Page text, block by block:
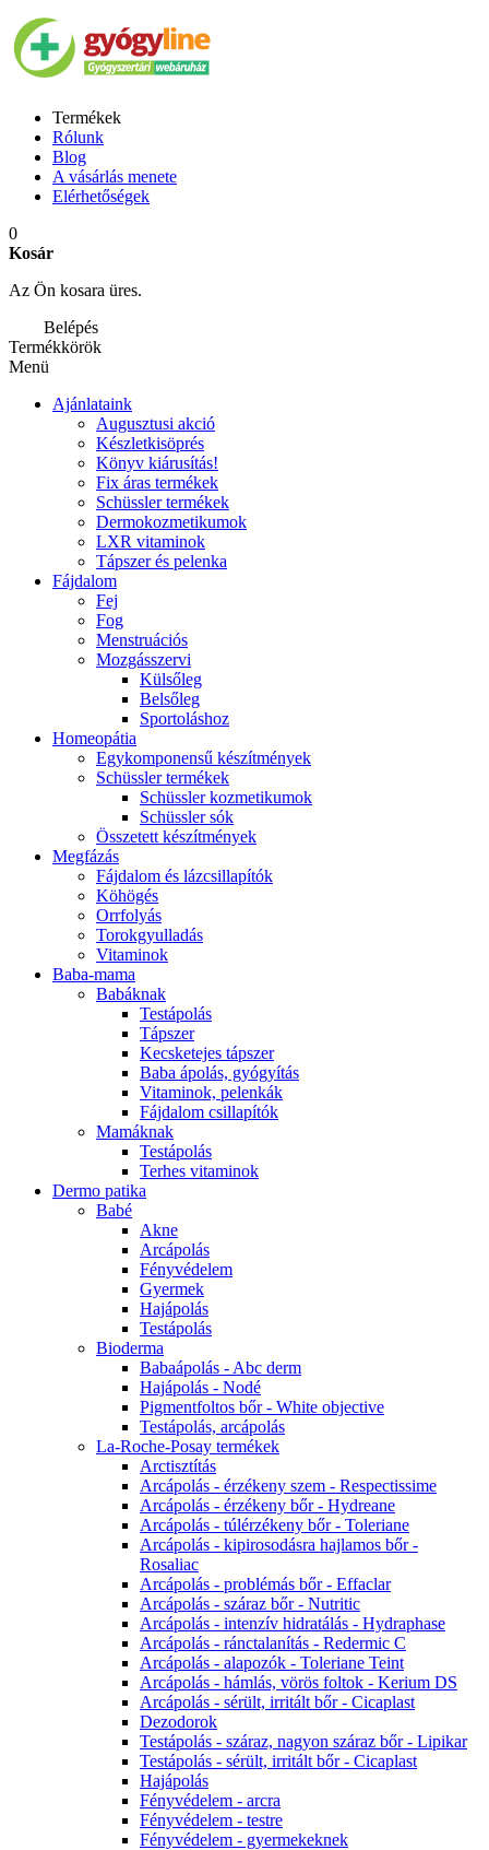
Termékek
Rólunk
Blog
A vásárlás menete
Elérhetőségek
0
Kosár
Az Ön kosara üres.
Belépés
Termékkörök
Menü
Ajánlataink
Augusztusi akció
Készletkisöprés
Könyv kiárusítás!
Fix áras termékek
Schüssler termékek
Dermokozmetikumok
LXR vitaminok
Tápszer és pelenka
Fájdalom
Fej
Fog
Menstruációs
Mozgásszervi
Külsőleg
Belsőleg
Sportoláshoz
Homeopátia
Egykomponensű készítmények
Schüssler termékek
Schüssler kozmetikumok
Schüssler sók
Összetett készítmények
Megfázás
Fájdalom és lázcsillapítók
Köhögés
Orrfolyás
Torokgyulladás
Vitaminok
Baba-mama
Babáknak
Testápolás
Tápszer
Kecsketejes tápszer
Baba ápolás, gyógyítás
Vitaminok, pelenkák
Fájdalom csillapítók
Mamáknak
Testápolás
Terhes vitaminok
Dermo patika
Babé
Akne
Arcápolás
Fényvédelem
Gyermek
Hajápolás
Testápolás
Bioderma
Babaápolás - Abc derm
Hajápolás - Nodé
Pigmentfoltos bőr - White objective
Testápolás, arcápolás
La-Roche-Posay termékek
Arctisztítás
Arcápolás - érzékeny szem - Respectissime
Arcápolás - érzékeny bőr - Hydreane
Arcápolás - túlérzékeny bőr - Toleriane
Arcápolás - kipirosodásra hajlamos bőr -
Rosaliac
Arcápolás - problémás bőr - Effaclar
Arcápolás - száraz bőr - Nutritic
Arcápolás - intenzív hidratálás - Hydraphase
Arcápolás - ránctalanítás - Redermic C
Arcápolás - alapozók - Toleriane Teint
Arcápolás - hámlás, vörös foltok - Kerium DS
Arcápolás - sérült, irritált bőr - Cicaplast
Dezodorok
Testápolás - száraz, nagyon száraz bőr - Lipikar
Testápolás - sérült, irritált bőr - Cicaplast
Hajápolás
Fényvédelem - arcra
Fényvédelem - testre
Fényvédelem - gyermekeknek